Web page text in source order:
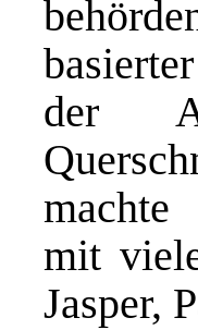
der
machte
mit
Jasper,